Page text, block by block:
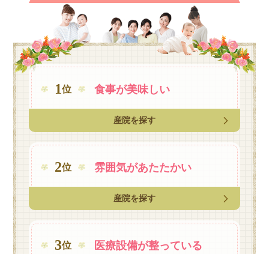
1位 食事が美味しい
産院を探す
2位 雰囲気があたたかい
産院を探す
3位 医療設備が整っている